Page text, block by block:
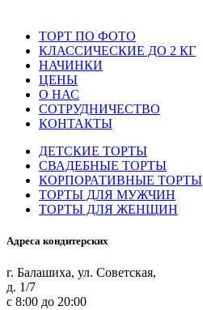
ТОРТ ПО ФОТО
КЛАССИЧЕСКИЕ ДО 2 КГ
НАЧИНКИ
ЦЕНЫ
О НАС
СОТРУДНИЧЕСТВО
КОНТАКТЫ
ДЕТСКИЕ ТОРТЫ
СВАДЕБНЫЕ ТОРТЫ
КОРПОРАТИВНЫЕ ТОРТЫ
ТОРТЫ ДЛЯ МУЖЧИН
ТОРТЫ ДЛЯ ЖЕНЩИН
Адреса кондитерских
г. Балашиха, ул. Советская,
д. 1/7
с 8:00 до 20:00